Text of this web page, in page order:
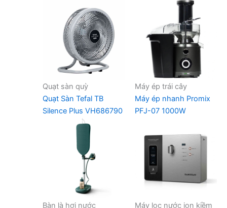
Quạt sàn quỳ
Quạt Sàn Tefal TB
Silence Plus VH686790
Máy ép trái cây
Máy ép nhanh Promix
PFJ-07 1000W
Bàn là hơi nước
Máy lọc nước ion kiềm